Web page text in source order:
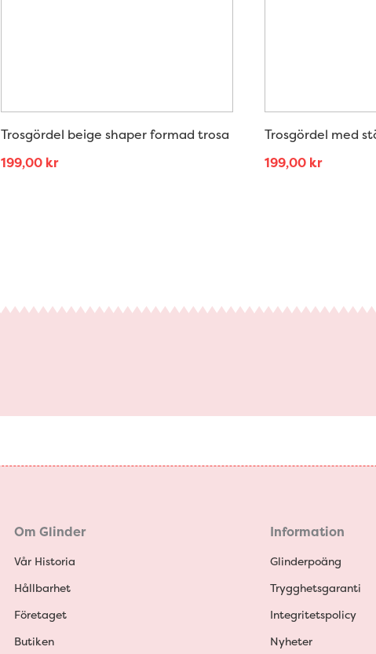
Trosgördel beige shaper formad trosa
199,00 kr
Trosgördel med
199,00 kr
Om Glinder
Vår Historia
Hållbarhet
Företaget
Butiken
Information
Glinderpoäng
Trygghetsgaranti
Integritetspolicy
Nyheter